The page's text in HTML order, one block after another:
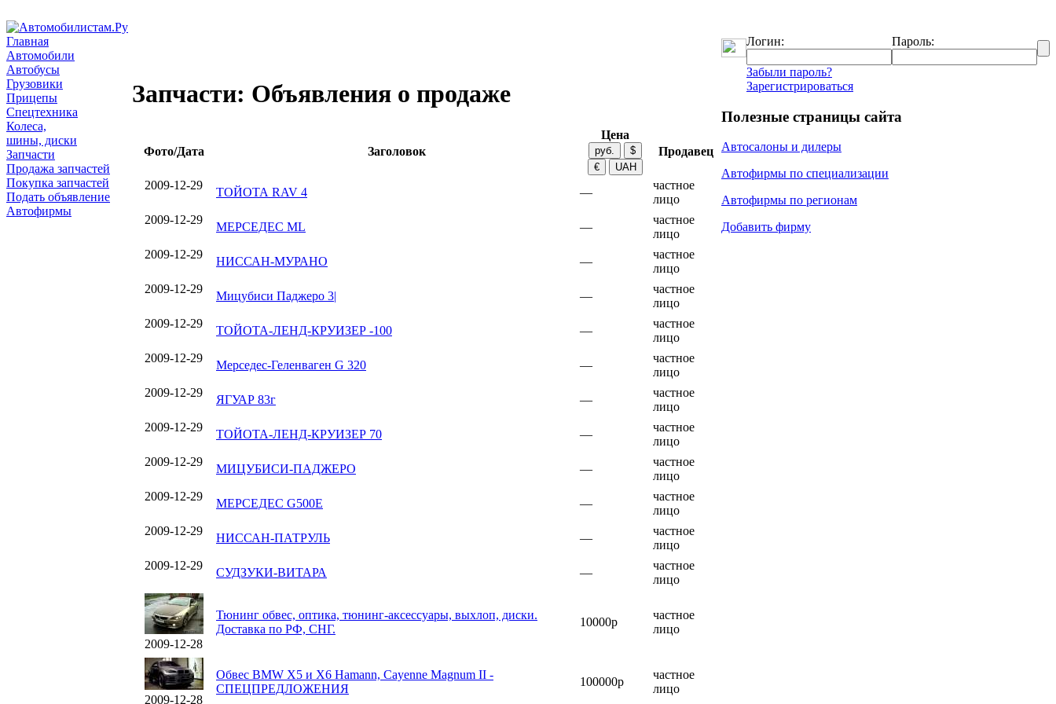
Главная
Автомобили
Автобусы
Грузовики
Прицепы
Спецтехника
Колеса,
шины, диски
Запчасти
Продажа запчастей
Покупка запчастей
Подать объявление
Автофирмы
Запчасти: Объявления о продаже
Фото/Дата Заголовок
Цена
Продавец
2009-12-29
ТОЙОТА RAV 4 —
частное
лицо
2009-12-29
МЕРСЕДЕС ML —
частное
лицо
2009-12-29
НИССАН-МУРАНО —
частное
лицо
2009-12-29
Мицубиси Паджеро 3| —
частное
лицо
2009-12-29
ТОЙОТА-ЛЕНД-КРУИЗЕР -100 —
частное
лицо
2009-12-29
Мерседес-Геленваген G 320 —
частное
лицо
2009-12-29
ЯГУАР 83г —
частное
лицо
2009-12-29
ТОЙОТА-ЛЕНД-КРУИЗЕР 70 —
частное
лицо
2009-12-29
МИЦУБИСИ-ПАДЖЕРО —
частное
лицо
2009-12-29
МЕРСЕДЕС G500E —
частное
лицо
2009-12-29
НИССАН-ПАТРУЛЬ —
частное
лицо
2009-12-29
СУДЗУКИ-ВИТАРА —
частное
лицо
2009-12-28
Тюнинг обвес, оптика, тюнинг-аксессуары, выхлоп, диски.
Доставка по РФ, СНГ.
10000р
частное
лицо
2009-12-28
Обвес BMW X5 и X6 Hamann, Cayenne Magnum II -
СПЕЦПРЕДЛОЖЕНИЯ
100000р
частное
лицо
Логин: Пароль:
Забыли пароль?
Зарегистрироваться
Полезные страницы сайта
Автосалоны и дилеры
Автофирмы по специализации
Автофирмы по регионам
Добавить фирму